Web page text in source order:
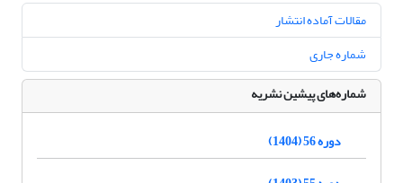
مقالات آماده انتشار
شماره جاری
شماره‌های پیشین نشریه
دوره 56 (1404)